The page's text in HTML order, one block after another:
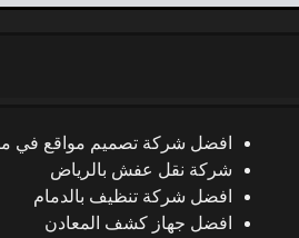
افضل شركة تصميم مواقع في
شركة نقل عفش بالرياض
افضل شركة تنظيف بالدمام
افضل جهاز كشف المعادن